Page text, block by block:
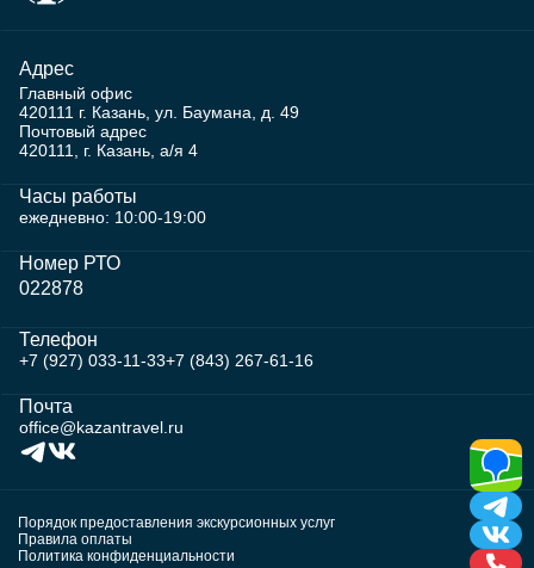
Адрес
Главный офис
420111 г. Казань, ул. Баумана, д. 49
Почтовый адрес
420111, г. Казань, а/я 4
Часы работы
ежедневно: 10:00-19:00
Номер РТО
022878
Телефон
+7 (927) 033-11-33+7 (843) 267-61-16
Почта
office@kazantravel.ru
Порядок предоставления экскурсионных услуг
Правила оплаты
Политика конфиденциальности